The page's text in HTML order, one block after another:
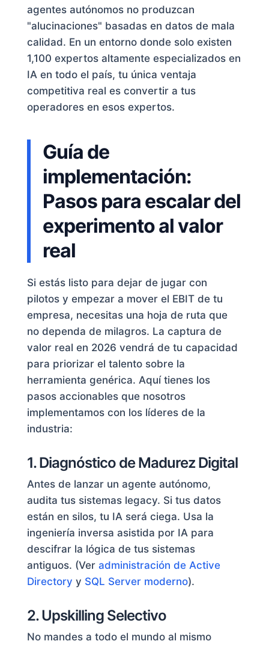
agentes autónomos no produzcan
"alucinaciones" basadas en datos de mala
calidad. En un entorno donde solo existen
1,100 expertos altamente especializados en
IA en todo el país, tu única ventaja
competitiva real es convertir a tus
operadores en esos expertos.
Guía de
implementación:
Pasos para escalar del
experimento al valor
real
Si estás listo para dejar de jugar con
pilotos y empezar a mover el EBIT de tu
empresa, necesitas una hoja de ruta que
no dependa de milagros. La captura de
valor real en 2026 vendrá de tu capacidad
para priorizar el talento sobre la
herramienta genérica. Aquí tienes los
pasos accionables que nosotros
implementamos con los líderes de la
industria:
1. Diagnóstico de Madurez Digital
Antes de lanzar un agente autónomo,
audita tus sistemas legacy. Si tus datos
están en silos, tu IA será ciega. Usa la
ingeniería inversa asistida por IA para
descifrar la lógica de tus sistemas
antiguos. (Ver administración de Active
Directory y SQL Server moderno).
2. Upskilling Selectivo
No mandes a todo el mundo al mismo